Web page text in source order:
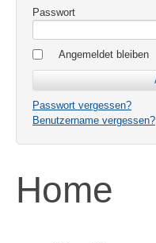
Passwort
Angemeldet bleiben
Passwort vergessen?
Benutzername vergessen?
Home